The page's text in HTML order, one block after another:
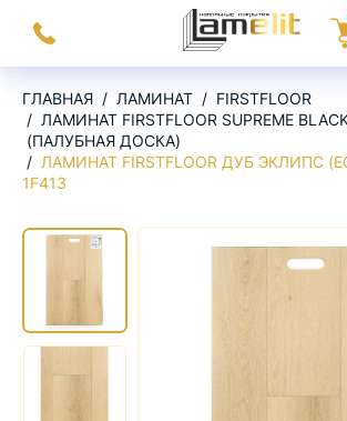
Заказать
звонок
На
ГЛАВНАЯ ЛАМИНАТ
FIRSTFLOOR
ЛАМИНАТ FIRSTFLOOR SUPREME
(ПАЛУБНАЯ ДОСКА)
ЛАМИНАТ FIRSTFLOOR ДУБ ЭКЛИПС
1F413